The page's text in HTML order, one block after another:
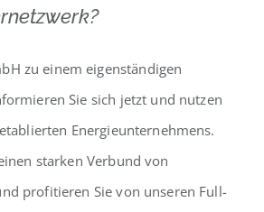
zu einem eigenständigen
Sie sich jetzt und nutzen
Energieunternehmens.
starken Verbund von
profitieren Sie von unseren Full-